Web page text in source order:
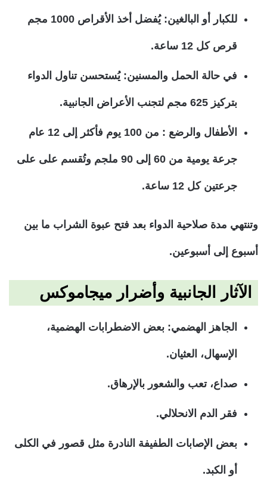
للكبار أو البالغين: يُفضل أخذ الأقراص 1000 مجم
قرص كل 12 ساعة.
في حالة الحمل والمسنين: يُستحسن تناول الدواء
بتركيز 625 مجم لتجنب الأعراض الجانبية.
الأطفال والرضع : من 100 يوم فأكثر إلى 12 عام
جرعة يومية من 60 إلى 90 ملجم وتُقسم على على
جرعتين كل 12 ساعة.
وتنتهي مدة صلاحية الدواء بعد فتح عبوة الشراب ما بين
أسبوع إلى أسبوعين.
الآثار الجانبية وأضرار ميجاموكس
الجاهز الهضمي: بعض الاضطرابات الهضمية،
الإسهال، العثيان.
صداع، تعب والشعور بالإرهاق.
فقر الدم الانحلالي.
بعض الإصابات الطفيفة النادرة مثل قصور في الكلى
أو الكبد.